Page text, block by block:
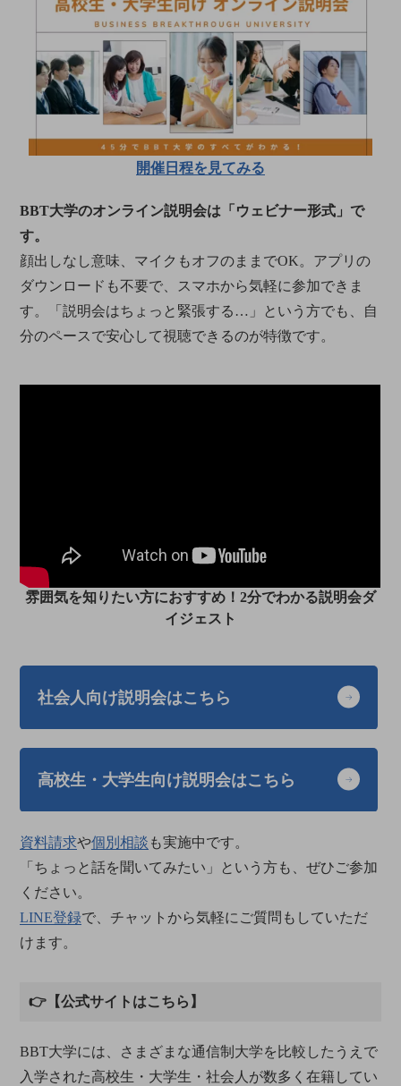
開催日程を見てみる
BBT大学のオンライン説明会は「ウェビナー形式」で
す。
顔出しなし意味、マイクもオフのままでOK。アプリの
ダウンロードも不要で、スマホから気軽に参加できま
す。「説明会はちょっと緊張する…」という方でも、自
分のペースで安心して視聴できるのが特徴です。
雰囲気を知りたい方におすすめ！2分でわかる説明会ダ
イジェスト
社会人向け説明会はこちら
高校生・大学生向け説明会はこちら
資料請求や個別相談 も実施中です。
「ちょっと話を聞いてみたい」という方も、ぜひご参加
ください。
LINE登録で、チャットから気軽にご質問もしていただ
けます。
👉【公式サイトはこちら】
BBT大学には、さまざまな通信制大学を比較したうえで
入学された高校生・大学生・社会人が数多く在籍してい